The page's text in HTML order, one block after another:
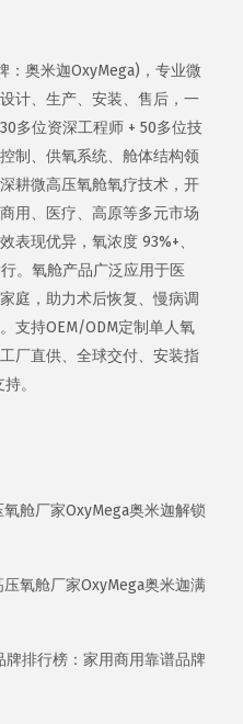
：奥米迦OxyMega)，专业微
计、生产、安装、售后，一
多位资深工程师 + 50多位技
制、供氧系统、舱体结构领
耕微高压氧舱氧疗技术，开
用、医疗、高原等多元市场
表现优异，氧浓度 93%+、
。氧舱产品广泛应用于医
庭，助力术后恢复、慢病调
支持OEM/ODM定制单人氧
厂直供、全球交付、安装指
。
舱厂家OxyMega奥米迦解锁
氧舱厂家OxyMega奥米迦满
牌排行榜：家用商用靠谱品牌